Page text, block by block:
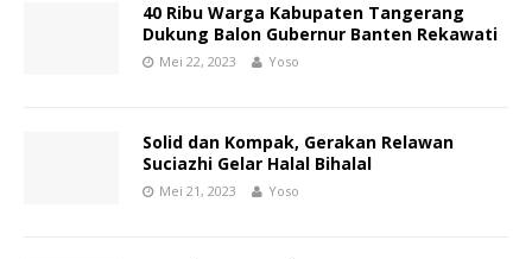
40 Ribu Warga Kabupaten Tangerang
Dukung Balon Gubernur Banten Rekawati
Mei 22, 2023 Yoso
Solid dan Kompak, Gerakan Relawan
Suciazhi Gelar Halal Bihalal
Mei 21, 2023 Yoso